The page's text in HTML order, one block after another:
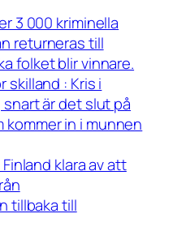
3 000 kriminella
returneras till
folket blir vinnare.
skilland : Kris i
är det slut på
kommer in i munnen
klara av att
tillbaka till